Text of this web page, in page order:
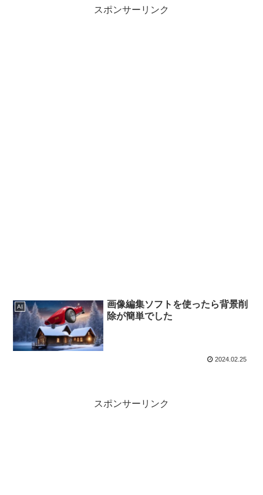
スポンサーリンク
AI
画像編集ソフトを使ったら背景削
除が簡単でした
2024.02.25
スポンサーリンク